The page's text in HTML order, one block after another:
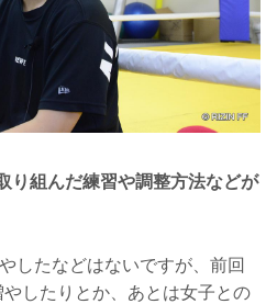
り組んだ練習や調整方法などが
したなどはないですが、前回
したりとか、あとは女子との